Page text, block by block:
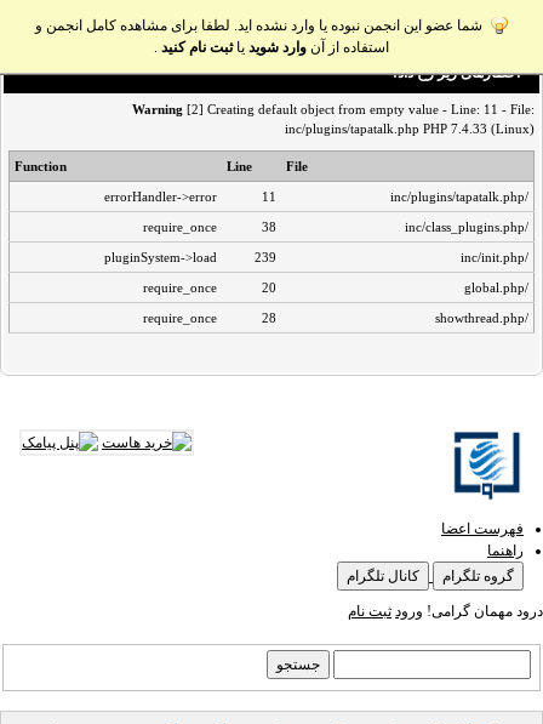
شما عضو این انجمن نبوده یا وارد نشده اید. لطفا برای مشاهده کامل انجمن و
استفاده از آن وارد شوید یاثبت نام کنید .
اخطار‌های زیر رخ داد:
Warning [2] Creating default object from empty value - Line: 11 - File:
inc/plugins/tapatalk.php PHP 7.4.33 (Linux)
File
Line
Function
/inc/plugins/tapatalk.php
11
errorHandler->error
/inc/class_plugins.php
38
require_once
/inc/init.php
239
pluginSystem->load
/global.php
20
require_once
/showthread.php
28
require_once
فهرست اعضا
راهنما
گروه تلگرام
کانال تلگرام
درود مهمان گرامی! ورود ثبت نام